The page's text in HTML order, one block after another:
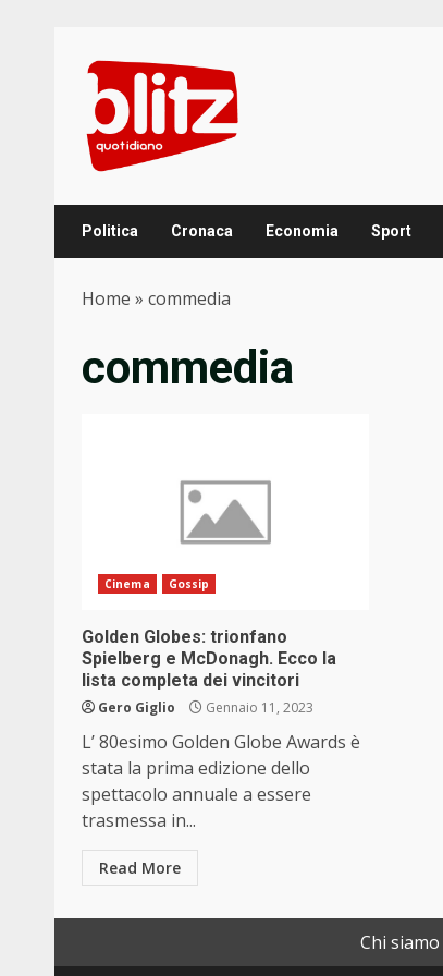
content
Politica Cronaca Economia Sport
Home » commedia
commedia
Cinema Gossip
Golden Globes: trionfano
Spielberg e McDonagh. Ecco la
lista completa dei vincitori
Gero Giglio Gennaio 11, 2023
L’ 80esimo Golden Globe Awards è
stata la prima edizione dello
spettacolo annuale a essere
trasmessa in...
Read More
Chi siamo